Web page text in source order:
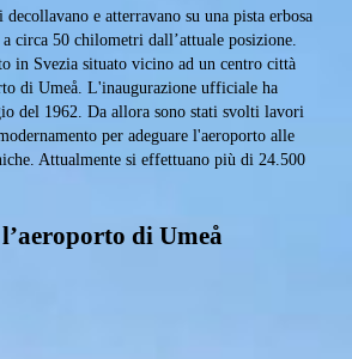
e atterravano su una pista erbosa
circa 50 chilometri dall’attuale posizione.
in Svezia situato vicino ad un centro città
di Umeå. L'inaugurazione ufficiale ha
del 1962. Da allora sono stati svolti lavori
per adeguare l'aeroporto alle
Attualmente si effettuano più di 24.500
di Umeå